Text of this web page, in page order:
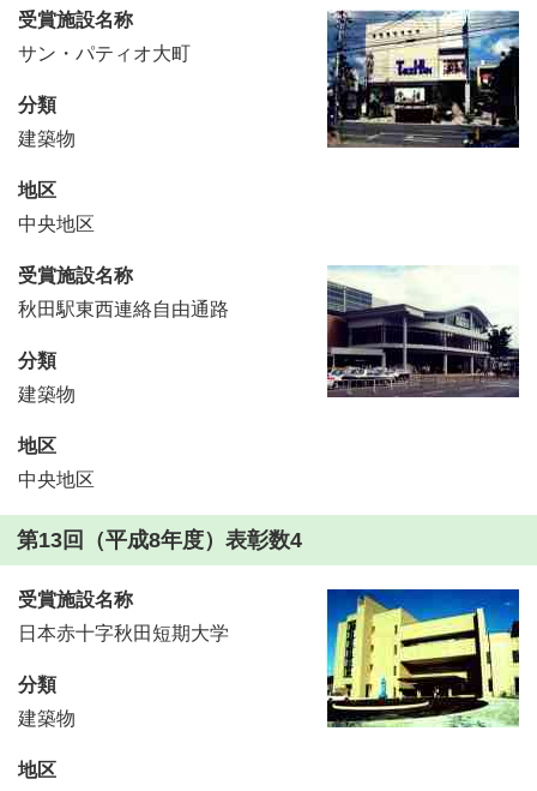
受賞施設名称
サン・パティオ大町
分類
建築物
地区
中央地区
受賞施設名称
秋田駅東西連絡自由通路
分類
建築物
地区
中央地区
第13回（平成8年度）表彰数4
受賞施設名称
日本赤十字秋田短期大学
分類
建築物
地区